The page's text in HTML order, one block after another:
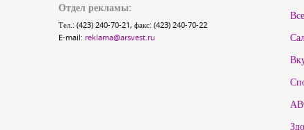
Отдел рекламы:
Тел.: (423) 240-70-21, факс: (423) 240-70-22
E-mail: reklama@arsvest.ru